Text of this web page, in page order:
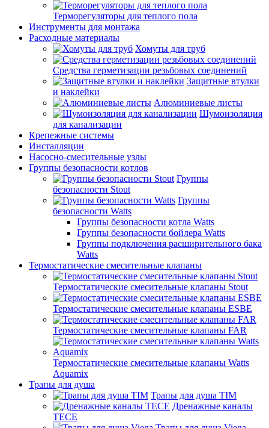
Терморегуляторы для теплого пола
Инструменты для монтажа
Расходные материалы
Хомуты для труб
Средства герметизации резьбовых соединений
Защитные втулки
и наклейки
Алюминиевые листы
Шумоизоляция
для канализации
Крепежные системы
Инсталляции
Насосно-смесительные узлы
Группы безопасности котлов
Группы
безопасности Stout
Группы
безопасности Watts
Группы безопасности котла Watts
Группы безопасности бойлера Watts
Группы подключения расширительного бака
Watts
Термостатические смесительные клапаны
Термостатические смесительные клапаны Stout
Термостатические смесительные клапаны ESBE
Термостатические смесительные клапаны FAR
Термостатические смесительные клапаны Watts
Aquamix
Трапы для душа
Трапы для душа TIM
Дренажные каналы
TECE